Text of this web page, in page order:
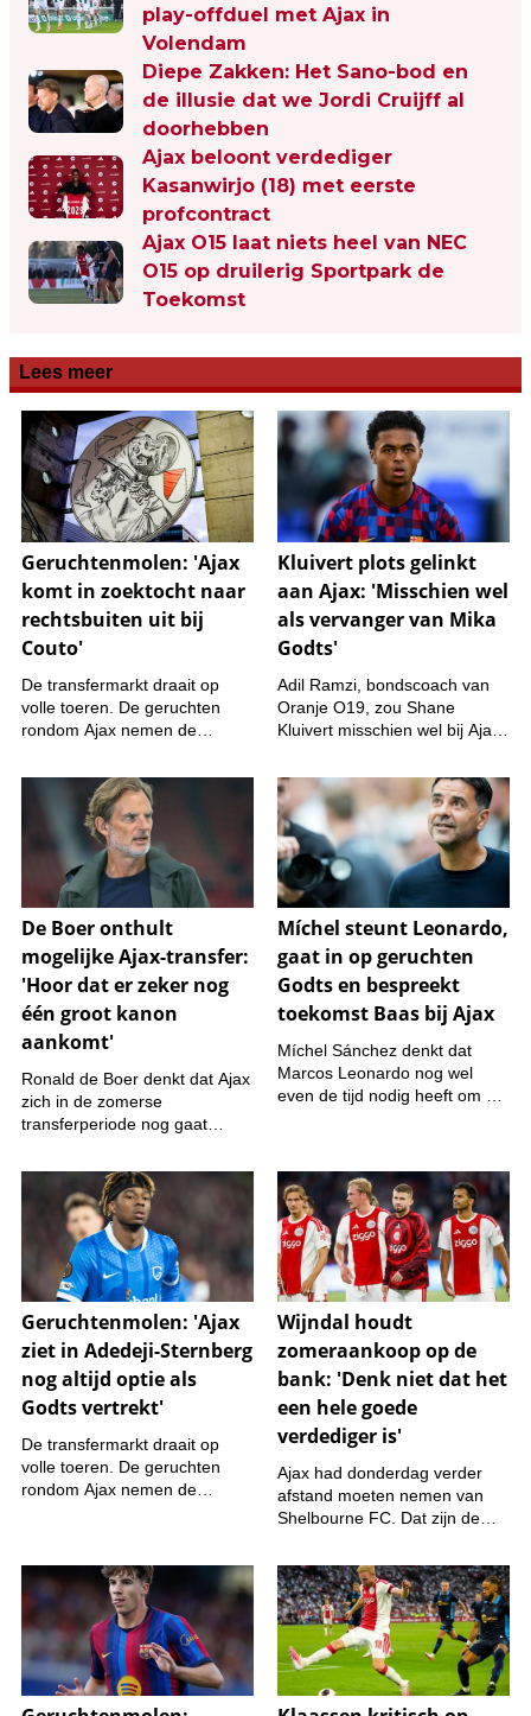
play-offduel met Ajax in
Volendam
Diepe Zakken: Het Sano-bod en
de illusie dat we Jordi Cruijff al
doorhebben
Ajax beloont verdediger
Kasanwirjo (18) met eerste
profcontract
Ajax O15 laat niets heel van NEC
O15 op druilerig Sportpark de
Toekomst